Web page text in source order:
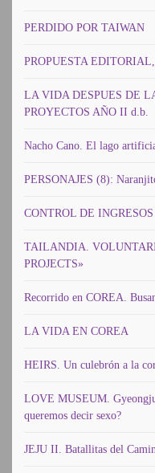
PERDIDO POR TAIWAN
PROPUESTA
LA VIDA DESPUES DE
PROYECTOS AÑO II d.b.
Nacho Cano. El lago
PERSONAJES (8):
CONTROL DE
TAILANDIA.
PROJECTS»
Recorrido en COREA.
LA VIDA EN COREA
HEIRS. Un culebrón a la
LOVE MUSEUM.
queremos decir sexo?
JEJU II. Batallitas del